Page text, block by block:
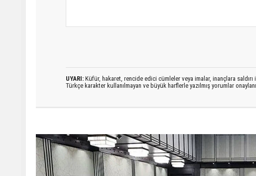
UYARI: Küfür, hakaret, rencide edici cümleler veya imalar, inançlara saldırı
Türkçe karakter kullanılmayan ve büyük harflerle yazılmış yorumlar